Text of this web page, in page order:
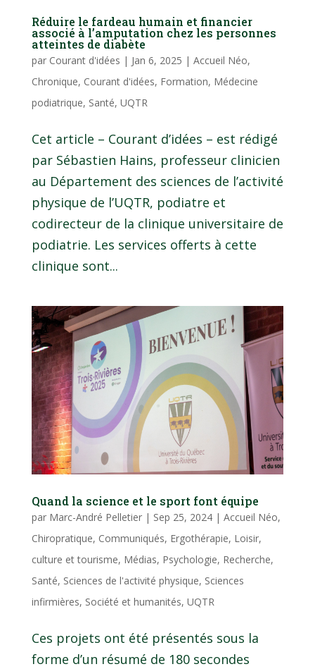
Réduire le fardeau humain et financier
associé à l’amputation chez les personnes
atteintes de diabète
par Courant d'idées | Jan 6, 2025 | Accueil Néo,
Chronique, Courant d'idées, Formation, Médecine
podiatrique, Santé, UQTR
Cet article – Courant d’idées – est rédigé
par Sébastien Hains, professeur clinicien
au Département des sciences de l’activité
physique de l’UQTR, podiatre et
codirecteur de la clinique universitaire de
podiatrie. Les services offerts à cette
clinique sont...
Quand la science et le sport font équipe
par Marc-André Pelletier| Sep 25, 2024| Accueil Néo,
Chiropratique, Communiqués, Ergothérapie, Loisir,
culture et tourisme, Médias, Psychologie, Recherche,
Santé, Sciences de l'activité physique, Sciences
infirmières, Société et humanités, UQTR
Ces projets ont été présentés sous la
forme d’un résumé de 180 secondes